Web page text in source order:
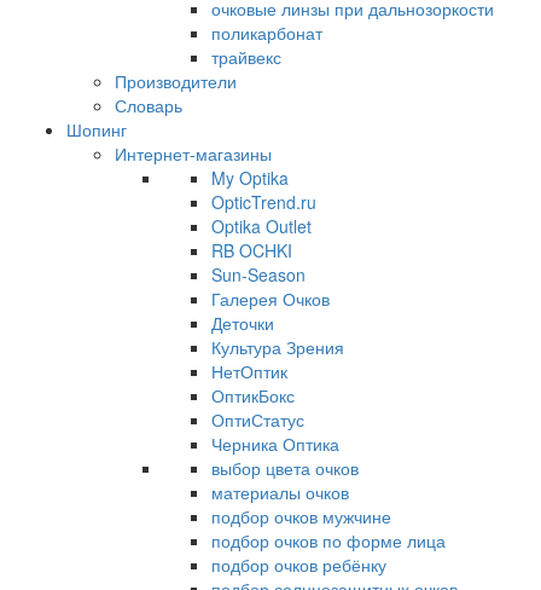
очковые линзы при дальнозоркости
поликарбонат
трайвекс
Производители
Словарь
Шопинг
Интернет-магазины
My Optika
OpticTrend.ru
Optika Outlet
RB OCHKI
Sun-Season
Галерея Очков
Деточки
Культура Зрения
НетОптик
ОптикБокс
ОптиСтатус
Черника Оптика
выбор цвета очков
материалы очков
подбор очков мужчине
подбор очков по форме лица
подбор очков ребёнку